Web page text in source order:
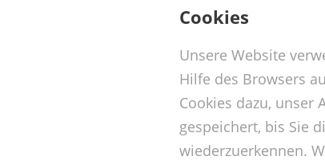
Cookies
Unsere Website
Hilfe des Browsers
Cookies dazu, unser
gespeichert, bis Sie
wiederzuerkennen.